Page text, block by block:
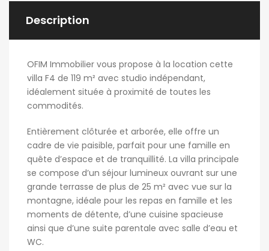
Description
OFIM Immobilier vous propose à la location cette
villa F4 de 119 m² avec studio indépendant,
idéalement située à proximité de toutes les
commodités.
Entièrement clôturée et arborée, elle offre un
cadre de vie paisible, parfait pour une famille en
quête d’espace et de tranquillité. La villa principale
se compose d’un séjour lumineux ouvrant sur une
grande terrasse de plus de 25 m² avec vue sur la
montagne, idéale pour les repas en famille et les
moments de détente, d’une cuisine spacieuse
ainsi que d’une suite parentale avec salle d’eau et
WC.